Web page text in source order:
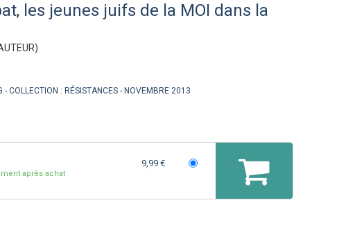
les jeunes juifs de la MOI dans la
COLLECTION : RÉSISTANCES NOVEMBRE 2013
après achat
9,99 €